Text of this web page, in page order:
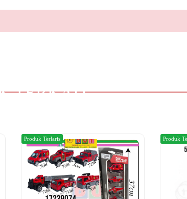
TERKAIT
Produk Terlaris Produk